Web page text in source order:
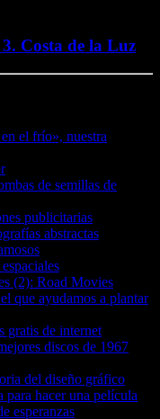
Costa de la Luz
el frío», nuestra
de semillas de
publicitarias
abstractas
(2): Road Movies
que ayudamos a plantar
gratis de internet
discos de 1967
del diseño gráfico
para hacer una película
esperanzas